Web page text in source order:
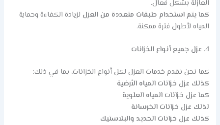
العازلة بشكل فعال.
كما يتم استخدام طبقات متعددة من العزل لزيادة الكفاءة وحماية
المياه لأطول فترة ممكنة.
4. عزل جميع أنواع الخزانات
كما نحن نقدم خدمات العزل لكل أنواع الخزانات، بما في ذلك:
كذلك عزل خزانات المياه الأرضية
كما عزل خزانات المياه العلوية
لذلك عزل خزانات الخرسانة
كذلك عزل خزانات الحديد والبلاستيك